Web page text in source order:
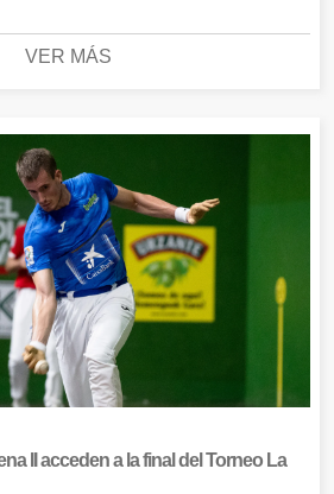
VER MÁS
II acceden a la final del Torneo La